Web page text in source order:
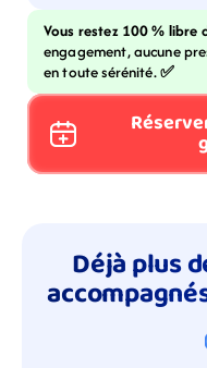
Vous restez 100 % libre
engagement, aucune
en toute sérénité. ✅
Déjà plus